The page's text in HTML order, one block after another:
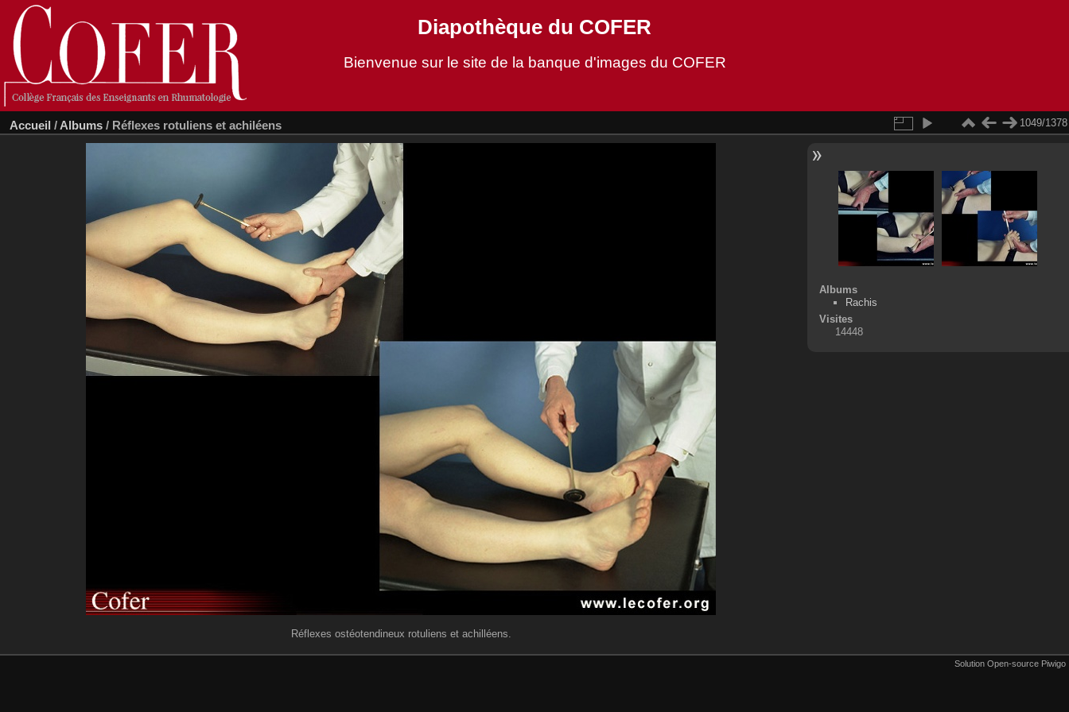
Diapothèque du COFER
Bienvenue sur le site de la banque d'images du COFER
Accueil / Albums / Réflexes rotuliens et achiléens 1049/1378
Réflexes ostéotendineux rotuliens et achilléens.
Albums
Rachis
Visites
14448
Solution Open-source Piwigo